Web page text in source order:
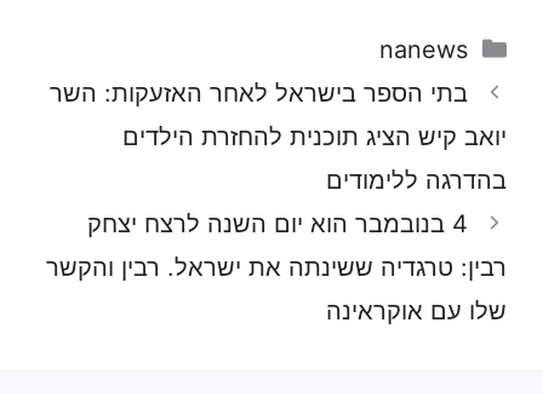
קטגוריות
nanews
בתי הספר בישראל לאחר האזעקות: השר
יואב קיש הציג תוכנית להחזרת הילדים
בהדרגה ללימודים
4 בנובמבר הוא יום השנה לרצח יצחק
רבין: טרגדיה ששינתה את ישראל. רבין והקשר
שלו עם אוקראינה